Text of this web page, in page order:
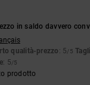
in saldo davvero
qualità-prezzo : 5/5
: 5/5
prodotto